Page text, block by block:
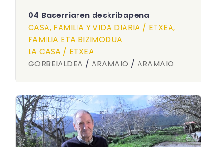
04 Baserriaren deskribapena
CASA, FAMILIA Y VIDA DIARIA / ETXEA,
FAMILIA ETA BIZIMODUA
LA CASA / ETXEA
GORBEIALDEA / ARAMAIO / ARAMAIO